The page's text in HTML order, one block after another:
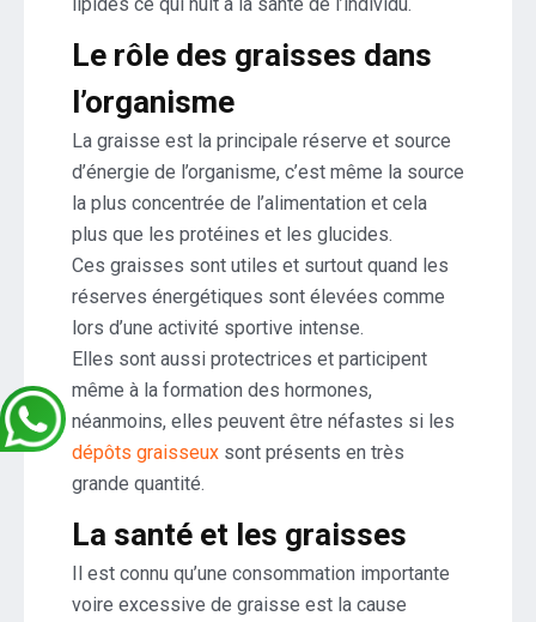
Le rôle des graisses dans
l’organisme
La graisse est la principale réserve et source
d’énergie de l’organisme, c’est même la source
la plus concentrée de l’alimentation et cela
plus que les protéines et les glucides.
Ces graisses sont utiles et surtout quand les
réserves énergétiques sont élevées comme
lors d’une activité sportive intense.
Elles sont aussi protectrices et participent
même à la formation des hormones,
néanmoins, elles peuvent être néfastes si les
dépôts graisseux sont présents en très
grande quantité.
La santé et les graisses
Il est connu qu’une consommation importante
voire excessive de graisse est la cause